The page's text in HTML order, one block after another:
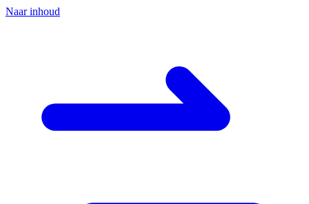
Naar inhoud